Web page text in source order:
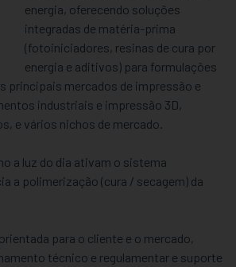
energia, oferecendo soluções
integradas de matéria-prima
(fotoiniciadores, resinas de cura por
energia e aditivos) para formulações
principais mercados de impressão e
industriais e impressão 3D,
e vários nichos de mercado.
a luz do dia ativam o sistema
a polimerização (cura / secagem) da
para o cliente e o mercado,
técnico e regulamentar e suporte